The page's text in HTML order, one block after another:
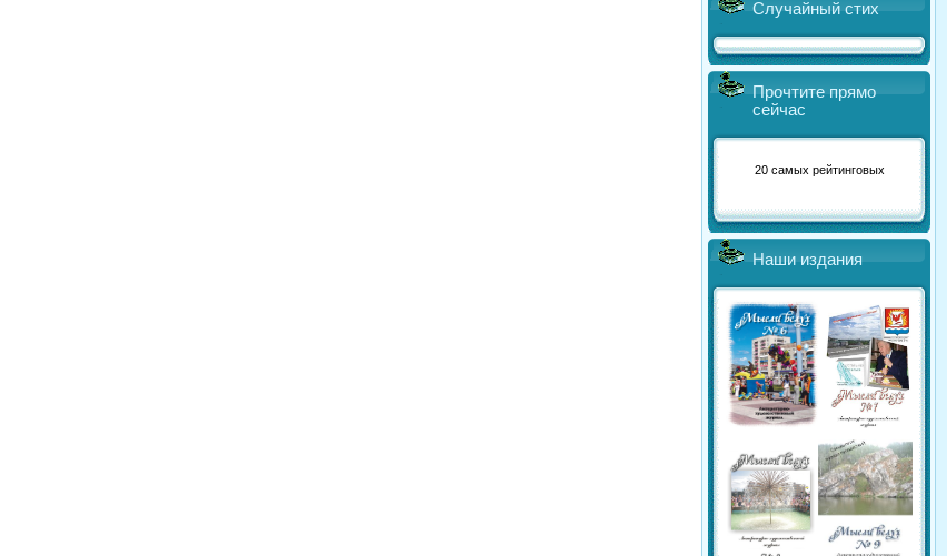
Случайный стих
Прочтите прямо
сейчас
20 самых рейтинговых
Наши издания